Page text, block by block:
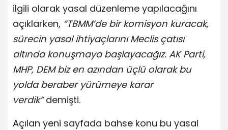
ilgili olarak yasal düzenleme yapılacağını
açıklarken, “TBMM’de bir komisyon kuracak,
sürecin yasal ihtiyaçlarını Meclis çatısı
altında konuşmaya başlayacağız. AK Parti,
MHP, DEM biz en azından üçlü olarak bu
yolda beraber yürümeye karar
verdik”demişti.
Açılan yeni sayfada bahse konu bu yasal